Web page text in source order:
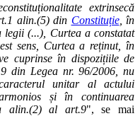
extrinsecă
alin.(5) din Constituție, în
legii (...), Curtea a constatat
sens, Curtea a reținut, în
cuprinse în dispozițiile de
din Legea nr. 96/2006, nu
unitar al actului
și în continuarea
alin.(2) al art.9", se mai